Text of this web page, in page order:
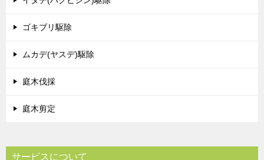
ゴキブリ駆除
ムカデ(ヤスデ)駆除
庭木伐採
庭木剪定
サービスについて